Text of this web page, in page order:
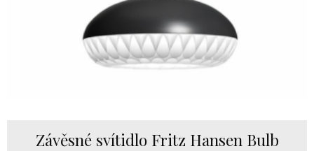
Závěsné svítidlo Fritz Hansen Bulb